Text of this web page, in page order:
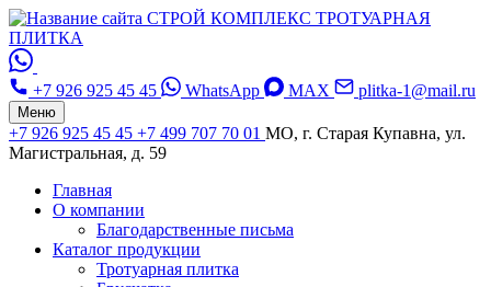
СТРОЙ КОМПЛЕКС ТРОТУАРНАЯ
ПЛИТКА
+7 926 925 45 45 WhatsApp MAX plitka-1@mail.ru
Меню
+7 926 925 45 45 +7 499 707 70 01 МО, г. Старая Купавна, ул.
Магистральная, д. 59
Главная
О компании
Благодарственные письма
Каталог продукции
Тротуарная плитка